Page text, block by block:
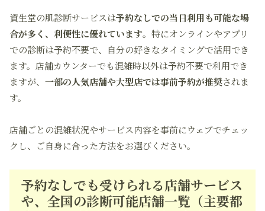
資生堂の肌診断サービスは予約なしでの当日利用も可能な場
合が多く、利便性に優れています。特にオンラインやアプリ
での診断は予約不要で、自分の好きなタイミングで活用でき
ます。店舗カウンターでも混雑時以外は予約不要で利用でき
ますが、 一部の人気店舗や大型店では事前予約が推奨されま
す。
店舗ごとの混雑状況やサービス内容を事前にウェブでチェッ
クし、ご自身に合った方法をお選びください。
予約なしでも受けられる店舗サービス
や、全国の診断可能店舗一覧（主要都